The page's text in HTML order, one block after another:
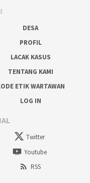
DESA
PROFIL
LACAK KASUS
TENTANG KAMI
ETIK WARTAWAN
LOG IN
Twitter
Youtube
RSS